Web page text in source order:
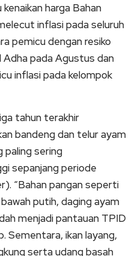
harga Bahan
inflasi pada seluruh
pemicu dengan resiko
Adha pada Agustus dan
inflasi pada kelompok
tahun terakhir
bandeng dan telur ayam
paling sering
sepanjang periode
“Bahan pangan seperti
putih, daging ayam
menjadi pantauan TPID
Sementara, ikan layang,
serta udang basah